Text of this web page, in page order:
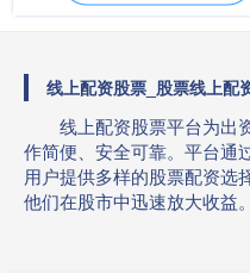
线上配资股票_股票线上配
线上配资股票平台为出
作简便、安全可靠。平台通
用户提供多样的股票配资选
他们在股市中迅速放大收益。